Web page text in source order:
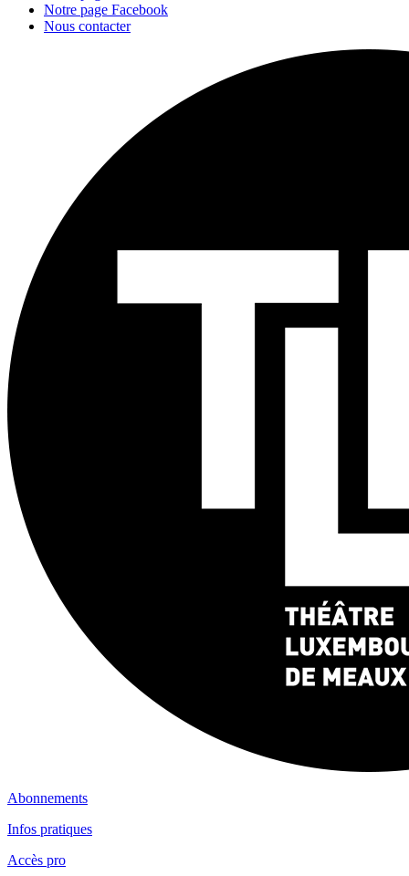
Notre page Facebook
Nous contacter
Abonnements
Infos pratiques
Accès pro